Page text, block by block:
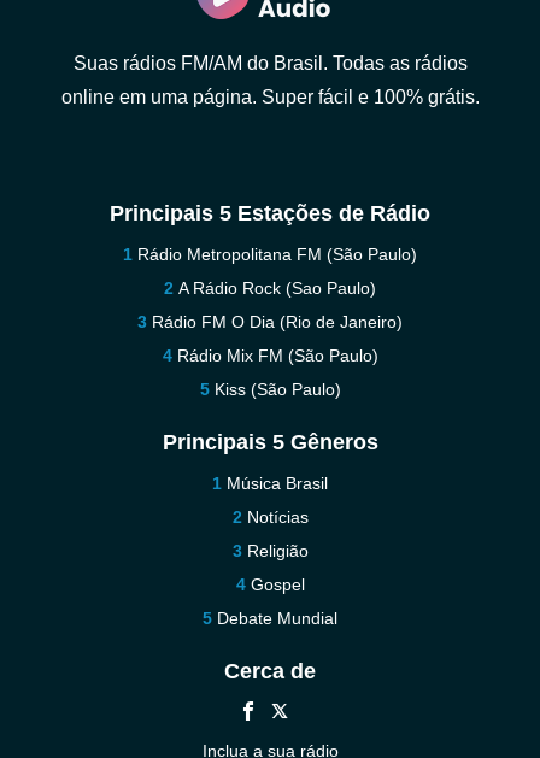
Suas rádios FM/AM do Brasil. Todas as rádios
online em uma página. Super fácil e 100% grátis.
Principais 5 Estações de Rádio
Rádio Metropolitana FM (São Paulo)
A Rádio Rock (Sao Paulo)
Rádio FM O Dia (Rio de Janeiro)
Rádio Mix FM (São Paulo)
Kiss (São Paulo)
Principais 5 Gêneros
Música Brasil
Notícias
Religião
Gospel
Debate Mundial
Cerca de
Inclua a sua rádio